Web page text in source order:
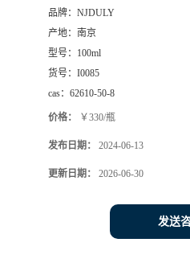
品牌： NJDULY
产地： 南京
型号： 100ml
货号： I0085
cas： 62610-50-8
价格： ￥330/瓶
发布日期： 2024-06-13
更新日期： 2026-06-30
发送